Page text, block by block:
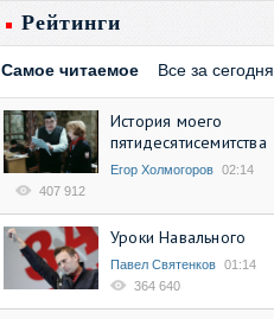
Рейтинги
Самое читаемое Все за сегодня
История моего
пятидесятисемитства
Егор Холмогоров 02:14
407 912
Уроки Навального
Павел Святенков 01:14
364 640